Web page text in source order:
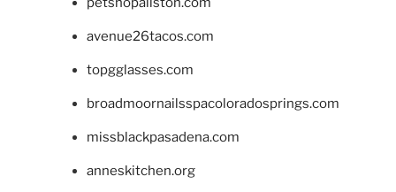
avenue26tacos.com
topgglasses.com
broadmoornailsspacoloradosprings.com
missblackpasadena.com
anneskitchen.org